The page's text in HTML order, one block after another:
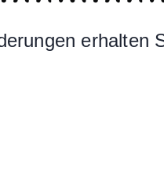
erhalten